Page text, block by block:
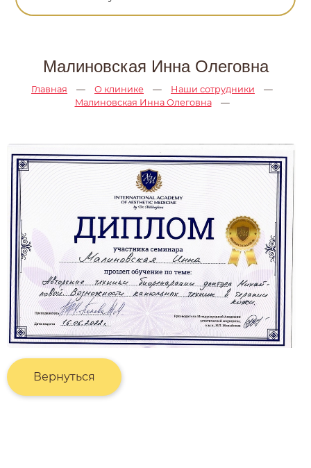
Малиновская Инна Олеговна
Главная — О клинике — Наши сотрудники
—
Малиновская Инна Олеговна
—
Вернуться